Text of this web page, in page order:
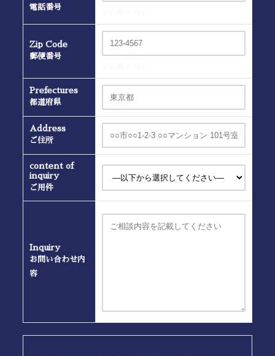
電話番号
Zip Code
郵便番号
Prefectures
都道府県
Address
ご住所
content of
inquiry
ご用件
Inquiry
お問い合わせ内
容